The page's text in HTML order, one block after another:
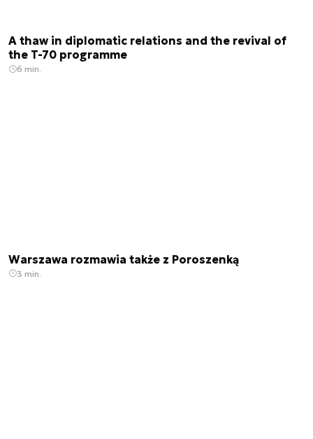
A thaw in diplomatic relations and the revival of
the T-70 programme
6 min.
Warszawa rozmawia także z Poroszenką
3 min.